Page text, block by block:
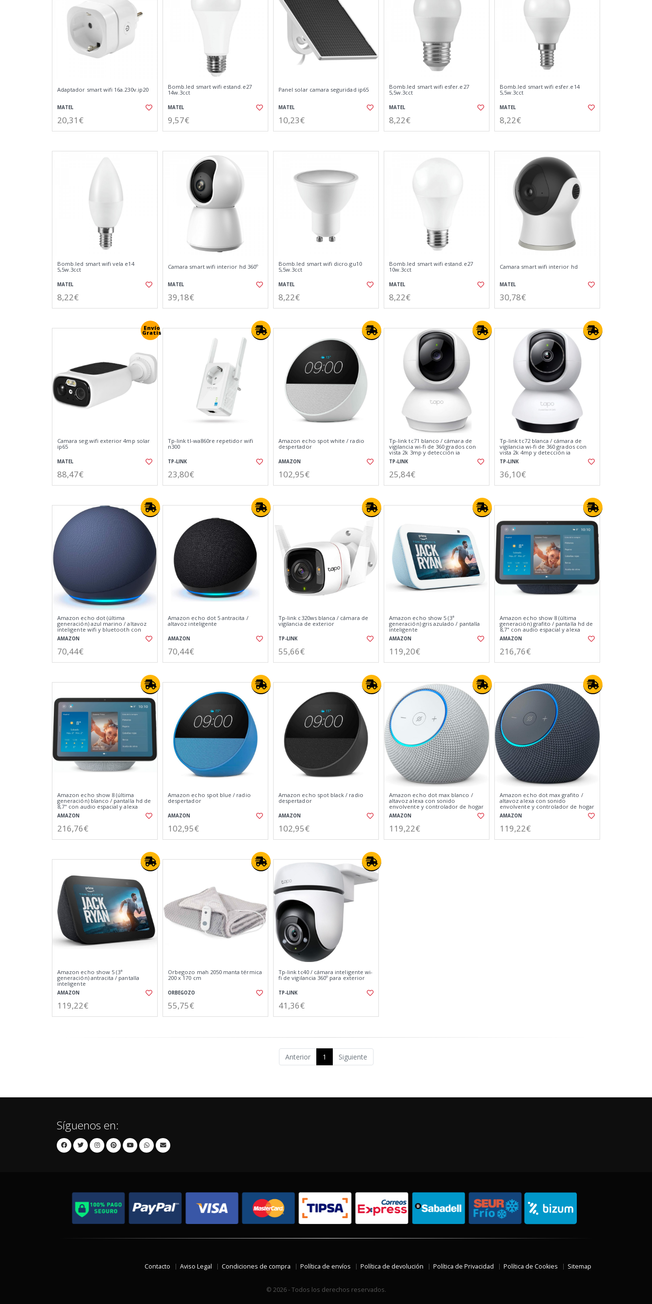
Adaptador smart wifi 16a.230v.ip20
MATEL
20,31€
Bomb.led smart wifi estand.e27
14w.3cct
MATEL
9,57€
Panel solar camara seguridad ip65
MATEL
10,23€
Bomb.led smart wifi esfer.e27
5,5w.3cct
MATEL
8,22€
Bomb.led smart wifi esfer.e14
5,5w.3cct
MATEL
8,22€
Bomb.led smart wifi vela e14
5,5w.3cct
MATEL
8,22€
Camara smart wifi interior hd 360º
MATEL
39,18€
Bomb.led smart wifi dicro.gu10
5,5w.3cct
MATEL
8,22€
Bomb.led smart wifi estand.e27
10w.3cct
MATEL
8,22€
Camara smart wifi interior hd
MATEL
30,78€
Envío
Gratis
Camara seg.wifi exterior 4mp solar
ip65
MATEL
88,47€
Tp-link tl-wa860re repetidor wifi
n300
TP-LINK
23,80€
Amazon echo spot white / radio
despertador
AMAZON
102,95€
Tp-link tc71 blanco / cámara de
vigilancia wi-fi de 360 grados con
vista 2k 3mp y detección ia
TP-LINK
25,84€
Tp-link tc72 blanca / cámara de
vigilancia wi-fi de 360 grados con
vista 2k 4mp y detección ia
avanzada
TP-LINK
36,10€
Amazon echo dot (última
generación) azul marino / altavoz
inteligente wifi y bluetooth con
alexa
AMAZON
70,44€
Amazon echo dot 5 antracita /
altavoz inteligente
AMAZON
70,44€
Tp-link c320ws blanca / cámara de
vigilancia de exterior
TP-LINK
55,66€
Amazon echo show 5 (3ª
generación) gris azulado / pantalla
inteligente
AMAZON
119,20€
Amazon echo show 8 (última
generación) grafito / pantalla hd de
8,7" con audio espacial y alexa
AMAZON
216,76€
Amazon echo show 8 (última
generación) blanco / pantalla hd de
8,7" con audio espacial y alexa
AMAZON
216,76€
Amazon echo spot blue / radio
despertador
AMAZON
102,95€
Amazon echo spot black / radio
despertador
AMAZON
102,95€
Amazon echo dot max blanco /
altavoz alexa con sonido
envolvente y controlador de hogar
digital integrado
AMAZON
119,22€
Amazon echo dot max grafito /
altavoz alexa con sonido
envolvente y controlador de hogar
digital integrado
AMAZON
119,22€
Amazon echo show 5 (3ª
generación) antracita / pantalla
inteligente
AMAZON
119,22€
Orbegozo mah 2050 manta térmica
200 x 170 cm
ORBEGOZO
55,75€
Tp-link tc40 / cámara inteligente wi-
fi de vigilancia 360º para exterior
TP-LINK
41,36€
Anterior 1 Siguiente
Síguenos en:
Contacto Aviso Legal Condiciones de compra Política de envíos Política de devolución Política de Privacidad Política de Cookies Sitemap
© 2026 - Todos los derechos reservados.